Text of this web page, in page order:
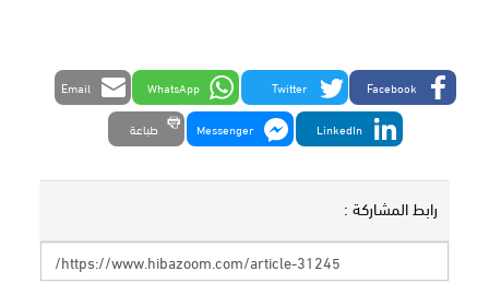
Facebook
Twitter
WhatsApp
Email
LinkedIn
Messenger طباعة
رابط المشاركة :